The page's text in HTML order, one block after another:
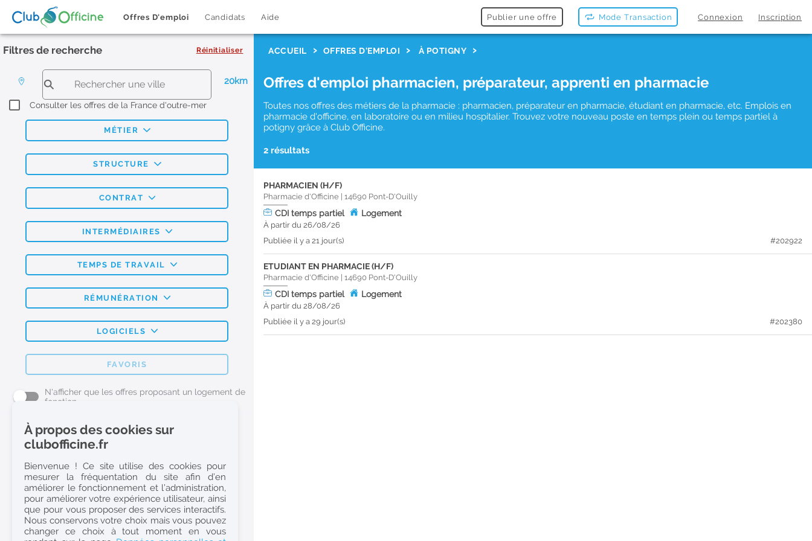
Offres D'emploi Candidats Aide Publier une offre Mode Transaction Connexion Inscription
Filtres de recherche Réinitialiser
20km
Consulter les offres de la France d'outre-mer
MÉTIER
STRUCTURE
CONTRAT
INTERMÉDIAIRES
TEMPS DE TRAVAIL
RÉMUNÉRATION
LOGICIELS
FAVORIS
N'afficher que les offres proposant un logement de
fonction
L'emploi Pharmacie par métier
Pharmacien (H/F)
Préparateur en Pharmacie (H/F)
Etudiant en Pharmacie (H/F)
Etudiant en Pharmacie 6e année validée (H/F)
Conseiller Dermo Cosmetique - Esthéticienne (H/F)
ACCUEIL OFFRES D'EMPLOI À POTIGNY
Offres d'emploi pharmacien, préparateur, apprenti en pharmacie
Toutes nos offres des métiers de la pharmacie : pharmacien, préparateur en pharmacie, étudiant en pharmacie, etc. Emplois en
pharmacie d'officine, en laboratoire ou en milieu hospitalier. Trouvez votre nouveau poste en temps plein ou temps partiel à
potigny grâce à Club Officine.
2 résultats
PHARMACIEN (H/F)
Pharmacie d'Officine |14690 Pont-D'Ouilly
CDItemps partiel Logement
À partir du 26/08/26
Publiée il y a 21 jour(s)
#202922
ETUDIANT EN PHARMACIE (H/F)
Pharmacie d'Officine |14690 Pont-D'Ouilly
CDItemps partiel Logement
À partir du 28/08/26
Publiée il y a 29 jour(s)
#202380
À propos des cookies sur
clubofficine.fr
Bienvenue ! Ce site utilise des cookies pour
mesurer la fréquentation du site afin d’en
améliorer le fonctionnement et l’administration,
pour améliorer votre expérience utilisateur, ainsi
que pour vous proposer des services interactifs.
Nous conservons votre choix mais vous pouvez
changer ce choix à tout moment en vous